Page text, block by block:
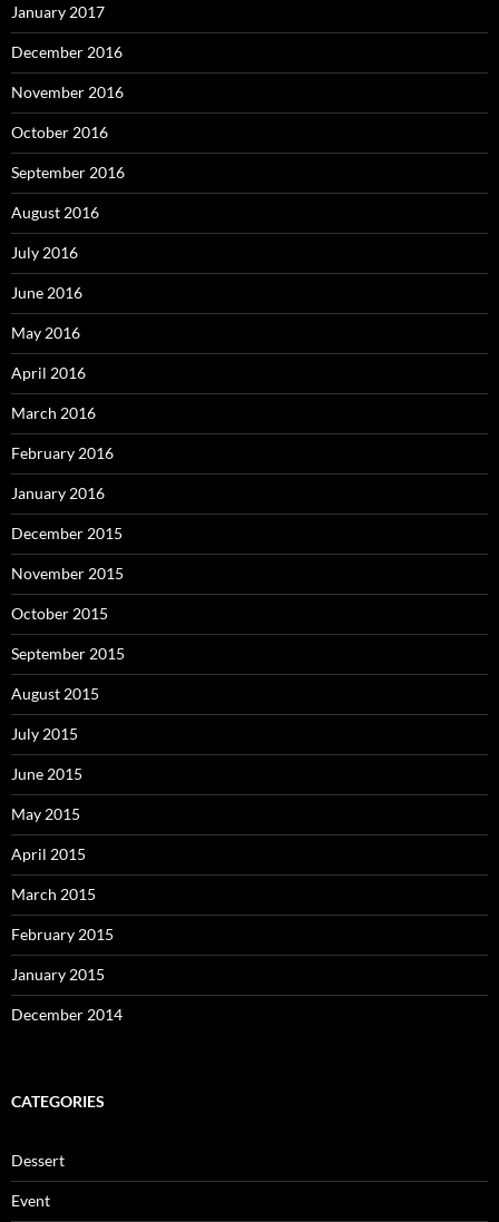
January 2017
December 2016
November 2016
October 2016
September 2016
August 2016
July 2016
June 2016
May 2016
April 2016
March 2016
February 2016
January 2016
December 2015
November 2015
October 2015
September 2015
August 2015
July 2015
June 2015
May 2015
April 2015
March 2015
February 2015
January 2015
December 2014
CATEGORIES
Dessert
Event